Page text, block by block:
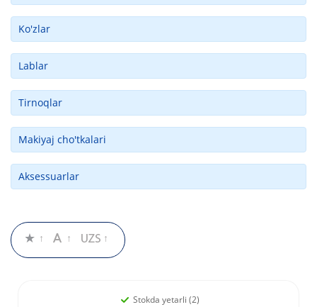
Ko'zlar
Lablar
Tirnoqlar
Makiyaj cho'tkalari
Aksessuarlar
Stokda yetarli (2)